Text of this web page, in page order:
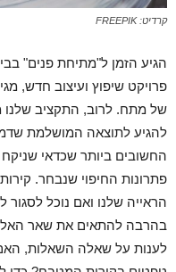
קרדיט: FREEPIK
הגיע הזמן ל"מתיחת פנים"
פרויקט שיפוץ ועיצוב חדש,
של מתח. לרוב, התקציב שלנו
להגיע לתוצאה המושלמת
החשובים ביותר שכדאי
פתרונות החיפוי שנבחר.
הראייה שלנו ואם נוכל לסגור
בהרבה להתאים את שאר
לענות על שאלה השאלות,